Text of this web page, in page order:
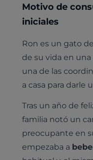
Motivo de
iniciales
Ron es un gato
de su vida en una
una de las
a casa para darle
Tras un año de
familia notó un
preocupante en
empezaba a